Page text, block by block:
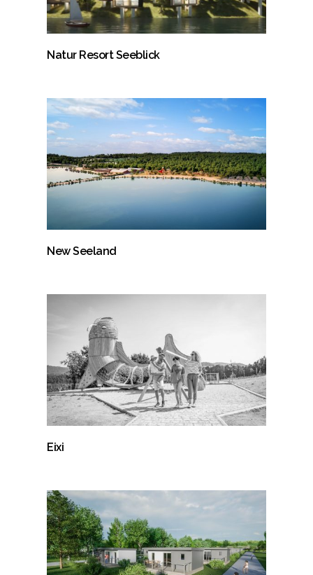
Natur Resort Seeblick
New Seeland
Eixi